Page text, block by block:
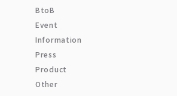
BtoB
Event
Information
Press
Product
Other